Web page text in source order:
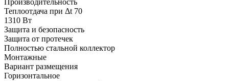
Теплоотдача при Δt 70
1310 Вт
Защита и безопасность
Защита от протечек
Полностью стальной коллектор
Монтажные
Вариант размещения
Горизонтальное